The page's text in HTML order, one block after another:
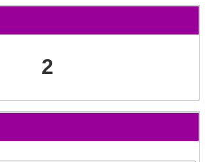
2